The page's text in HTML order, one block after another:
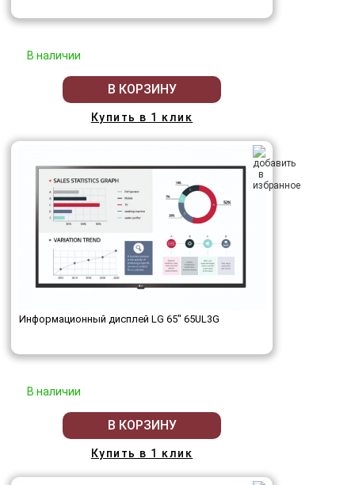
В наличии
В КОРЗИНУ
Купить в 1 клик
Информационный дисплей LG 65" 65UL3G
В наличии
В КОРЗИНУ
Купить в 1 клик